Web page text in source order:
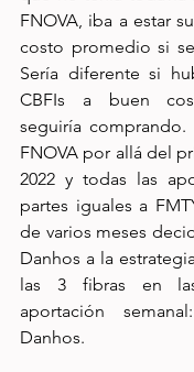
FNOVA, iba a estar
costo promedio si
Sería diferente si
CBFIs a buen
seguiría
FNOVA por allá del
2022 y todas las
partes iguales a
de varios meses
Danhos a la
las 3 fibras en
aportación
Danhos.